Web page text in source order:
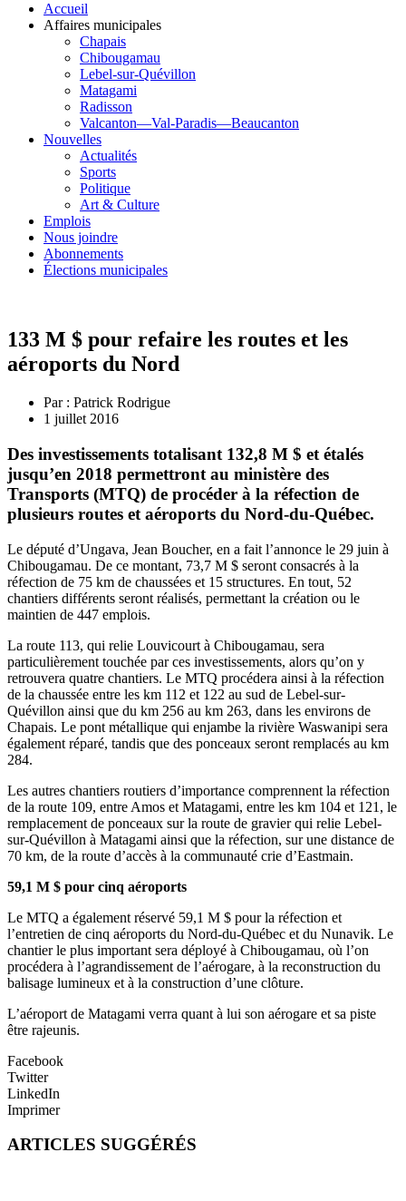
Accueil
Affaires municipales
Chapais
Chibougamau
Lebel-sur-Quévillon
Matagami
Radisson
Valcanton—Val-Paradis—Beaucanton
Nouvelles
Actualités
Sports
Politique
Art & Culture
Emplois
Nous joindre
Abonnements
Élections municipales
133 M $ pour refaire les routes et les
aéroports du Nord
Par : Patrick Rodrigue
1 juillet 2016
Des investissements totalisant 132,8 M $ et étalés
jusqu’en 2018 permettront au ministère des
Transports (MTQ) de procéder à la réfection de
plusieurs routes et aéroports du Nord-du-Québec.
Le député d’Ungava, Jean Boucher, en a fait l’annonce le 29 juin à
Chibougamau. De ce montant, 73,7 M $ seront consacrés à la
réfection de 75 km de chaussées et 15 structures. En tout, 52
chantiers différents seront réalisés, permettant la création ou le
maintien de 447 emplois.
La route 113, qui relie Louvicourt à Chibougamau, sera
particulièrement touchée par ces investissements, alors qu’on y
retrouvera quatre chantiers. Le MTQ procédera ainsi à la réfection
de la chaussée entre les km 112 et 122 au sud de Lebel-sur-
Quévillon ainsi que du km 256 au km 263, dans les environs de
Chapais. Le pont métallique qui enjambe la rivière Waswanipi sera
également réparé, tandis que des ponceaux seront remplacés au km
284.
Les autres chantiers routiers d’importance comprennent la réfection
de la route 109, entre Amos et Matagami, entre les km 104 et 121, le
remplacement de ponceaux sur la route de gravier qui relie Lebel-
sur-Quévillon à Matagami ainsi que la réfection, sur une distance de
70 km, de la route d’accès à la communauté crie d’Eastmain.
59,1 M $ pour cinq aéroports
Le MTQ a également réservé 59,1 M $ pour la réfection et
l’entretien de cinq aéroports du Nord-du-Québec et du Nunavik. Le
chantier le plus important sera déployé à Chibougamau, où l’on
procédera à l’agrandissement de l’aérogare, à la reconstruction du
balisage lumineux et à la construction d’une clôture.
L’aéroport de Matagami verra quant à lui son aérogare et sa piste
être rajeunis.
Facebook
Twitter
LinkedIn
Imprimer
ARTICLES SUGGÉRÉS